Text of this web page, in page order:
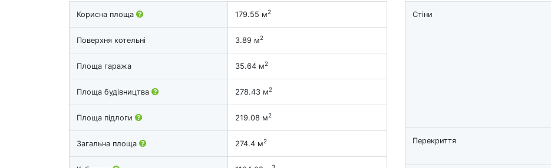
Корисна площа 179.55 м2
Поверхня котельні 3.89 м2
Площа гаража 35.64 м2
Площа будівництва 278.43 м2
Площа підлоги 219.08 м2
Загальна площа 274.4 м2
Стіни
Перекриття